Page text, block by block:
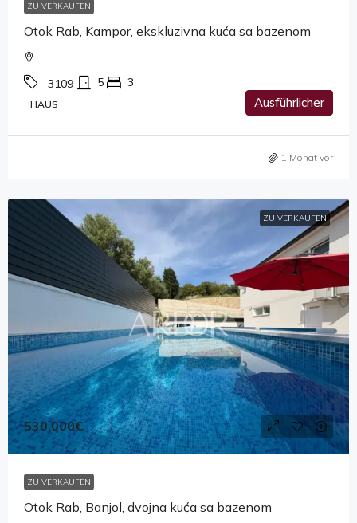
ZU VERKAUFEN
Otok Rab, Kampor, ekskluzivna kuća sa bazenom
3109 5 3
HAUS Ausführlicher
1 Monat vor
ZU VERKAUFEN
530,000€
ZU VERKAUFEN
Otok Rab, Banjol, dvojna kuća sa bazenom